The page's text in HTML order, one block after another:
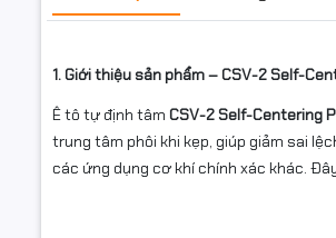
1. Giới thiệu sản phẩm – CSV-2 Self-
Ê tô tự định tâm CSV-2 Self-Centering
trung tâm phôi khi kẹp, giúp giảm sai
các ứng dụng cơ khí chính xác khác.